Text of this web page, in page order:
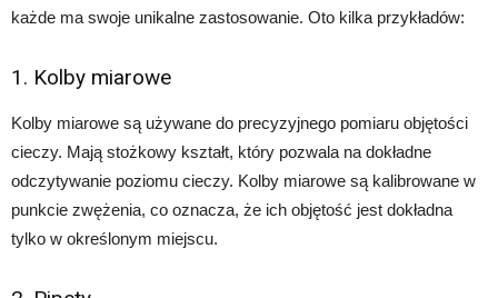
każde ma swoje unikalne zastosowanie. Oto kilka przykładów:
1. Kolby miarowe
Kolby miarowe są używane do precyzyjnego pomiaru objętości
cieczy. Mają stożkowy kształt, który pozwala na dokładne
odczytywanie poziomu cieczy. Kolby miarowe są kalibrowane w
punkcie zwężenia, co oznacza, że ​​ich objętość jest dokładna
tylko w określonym miejscu.